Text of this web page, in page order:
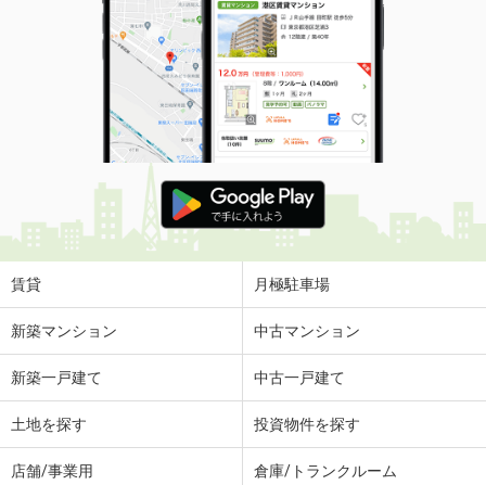
賃貸 月極駐車場
新築マンション 中古マンション
新築一戸建て 中古一戸建て
土地を探す 投資物件を探す
店舗/事業用 倉庫/トランクルーム